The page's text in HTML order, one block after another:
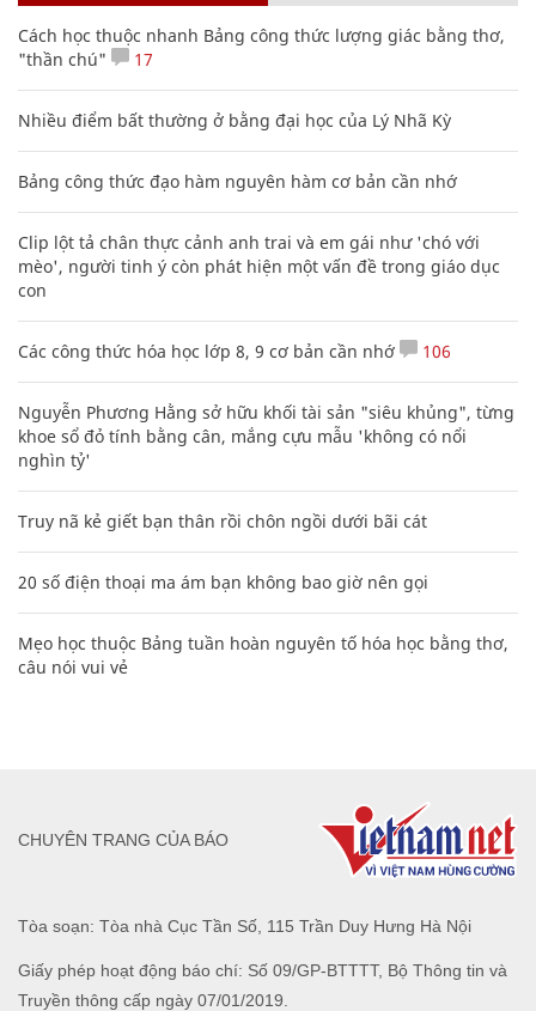
Cách học thuộc nhanh Bảng công thức lượng giác bằng thơ,
"thần chú"
17
Nhiều điểm bất thường ở bằng đại học của Lý Nhã Kỳ
Bảng công thức đạo hàm nguyên hàm cơ bản cần nhớ
Clip lột tả chân thực cảnh anh trai và em gái như 'chó với
mèo', người tinh ý còn phát hiện một vấn đề trong giáo dục
con
Các công thức hóa học lớp 8, 9 cơ bản cần nhớ 106
Nguyễn Phương Hằng sở hữu khối tài sản "siêu khủng", từng
khoe sổ đỏ tính bằng cân, mắng cựu mẫu 'không có nổi
nghìn tỷ'
Truy nã kẻ giết bạn thân rồi chôn ngồi dưới bãi cát
20 số điện thoại ma ám bạn không bao giờ nên gọi
Mẹo học thuộc Bảng tuần hoàn nguyên tố hóa học bằng thơ,
câu nói vui vẻ
Tòa soạn: Tòa nhà Cục Tần Số, 115 Trần Duy Hưng Hà Nội
Giấy phép hoạt động báo chí: Số 09/GP-BTTTT, Bộ Thông tin và
Truyền thông cấp ngày 07/01/2019.
CHUYÊN TRANG CỦA BÁO